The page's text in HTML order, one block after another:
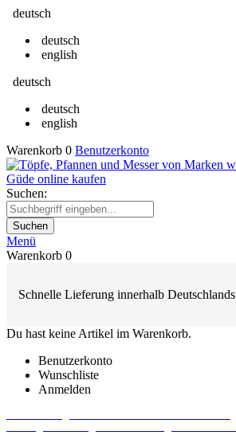
deutsch
deutsch
english
deutsch
deutsch
english
Warenkorb 0 Benutzerkonto
Suchen:
Suchen
Menü
Warenkorb 0
Schnelle Lieferung innerhalb Deutschlands
Du hast keine Artikel im Warenkorb.
Benutzerkonto
Wunschliste
Anmelden